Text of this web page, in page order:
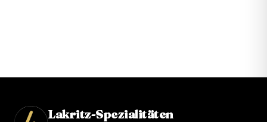
Lakritz-Spezialitäten